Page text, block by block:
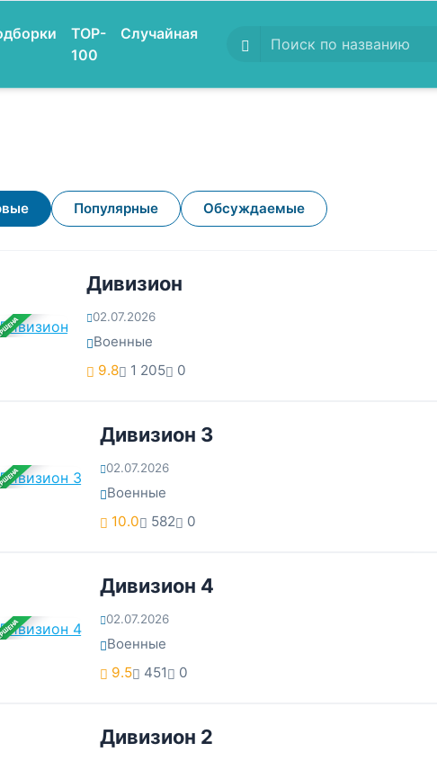
TOP-
100
Случайная
Популярные Обсуждаемые
Дивизион
02.07.2026
Военные
9.8
1 205 0
Дивизион 3
02.07.2026
Военные
10.0
582 0
Дивизион 4
02.07.2026
Военные
9.5
451 0
Дивизион 2